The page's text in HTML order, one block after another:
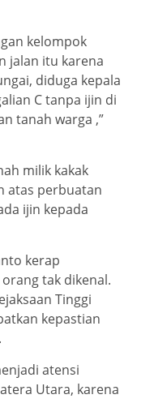
kelompok
jalan itu karena
diduga kepala
C tanpa ijin di
tanah warga ,”
milik kakak
atas perbuatan
ijin kepada
kerap
tak dikenal.
Tinggi
kepastian
atensi
Utara, karena